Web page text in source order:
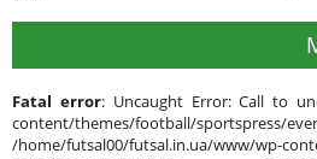
Fatal error: Uncaught Error: Call to
content/themes/football/
/home/futsal00/futsal.in.ua/www/wp-